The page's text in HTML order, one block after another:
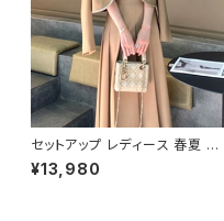
結婚式 パーティー 卒業式 入学
式 卒園式 入園式 お呼ばれ ブ
ルーグレー ベージュ ブラック 1
0代 20代 30代 40代 C-WAW
1060
セットアップ レディース 春夏 秋
冬 春 夏 秋 冬 ジャケット プリー
ツスカート スーツ 上下セット 2
¥13,980